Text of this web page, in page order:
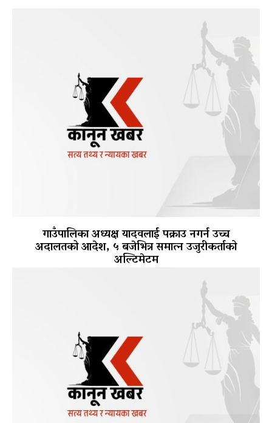
गाउँपालिका अध्यक्ष यादवलाई पक्राउ नगर्न उच्च
अदालतको आदेश, ५ बजेभित्र समात्न उजुरीकर्ताको
अल्टिमेटम